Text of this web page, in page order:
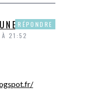
21:52
RÉPONDRE